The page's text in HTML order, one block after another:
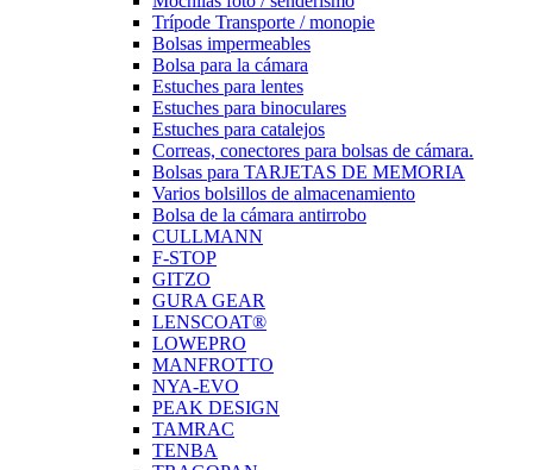
Trípode Transporte / monopie
Bolsas impermeables
Bolsa para la cámara
Estuches para lentes
Estuches para binoculares
Estuches para catalejos
Correas, conectores para bolsas de cámara.
Bolsas para TARJETAS DE MEMORIA
Varios bolsillos de almacenamiento
Bolsa de la cámara antirrobo
CULLMANN
F-STOP
GITZO
GURA GEAR
LENSCOAT®
LOWEPRO
MANFROTTO
NYA-EVO
PEAK DESIGN
TAMRAC
TENBA